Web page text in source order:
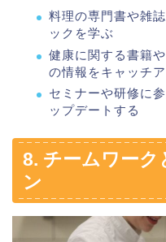
料理の専門書や雑
ックを学ぶ
健康に関する書籍
の情報をキャッチ
セミナーや研修に
ップデートする
8. チームワーク
ン